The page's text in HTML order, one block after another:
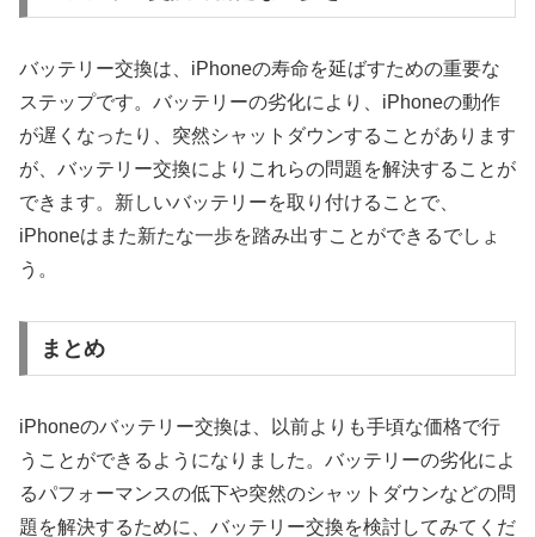
バッテリー交換は、iPhoneの寿命を延ばすための重要な
ステップです。バッテリーの劣化により、iPhoneの動作
が遅くなったり、突然シャットダウンすることがあります
が、バッテリー交換によりこれらの問題を解決することが
できます。新しいバッテリーを取り付けることで、
iPhoneはまた新たな一歩を踏み出すことができるでしょ
う。
まとめ
iPhoneのバッテリー交換は、以前よりも手頃な価格で行
うことができるようになりました。バッテリーの劣化によ
るパフォーマンスの低下や突然のシャットダウンなどの問
題を解決するために、バッテリー交換を検討してみてくだ